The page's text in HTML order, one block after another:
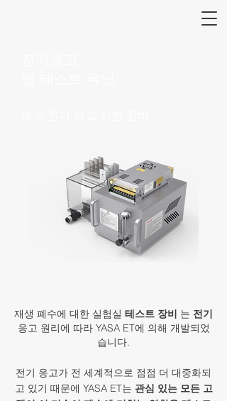
재생 폐수에 대한 실험실 테스트 장비 는 전기
응고 원리에 따라 YASA ET에 의해 개발되었
습니다.
전기 응고가 전 세계적으로 점점 더 대중화되
고 있기 때문에 YASA ET는 관심 있는 모든 고